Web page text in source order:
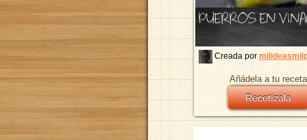
PUERROS EN
Creada por
Añádela a tu
Recetízala